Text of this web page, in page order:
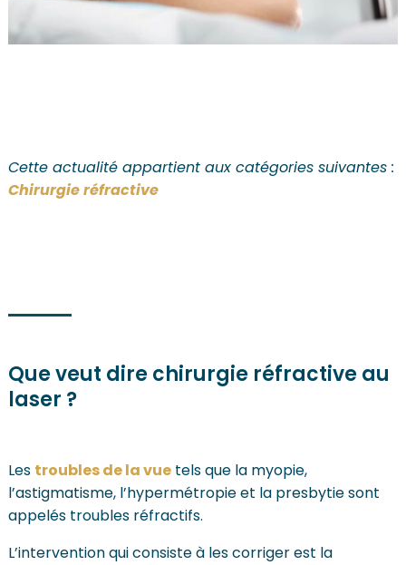
Cette actualité appartient aux catégories suivantes :
Chirurgie réfractive
Que veut dire chirurgie réfractive au
laser ?
Les troubles de la vuetels que la myopie,
l’astigmatisme, l’hypermétropie et la presbytie sont
appelés troubles réfractifs.
L’intervention qui consiste à les corriger est la